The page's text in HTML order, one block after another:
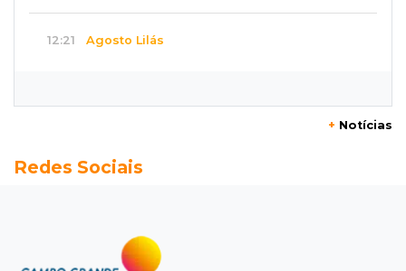
12:21 Agosto Lilás
Amigos se despedem de Scalise e recordam
"Os 100 do PCC"
Trajetória de membros do PCC revela
+ Notícias
Redes Sociais